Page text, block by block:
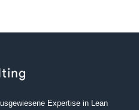
Expertise in Lean